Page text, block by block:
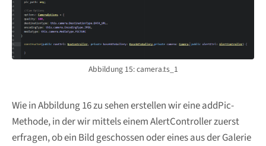
Abbildung 15: camera.ts_1
Wie in Abbildung 16 zu sehen erstellen wir eine addPic-
Methode, in der wir mittels einem AlertController zuerst
erfragen, ob ein Bild geschossen oder eines aus der Galerie